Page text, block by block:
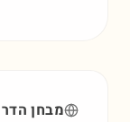
מבחן